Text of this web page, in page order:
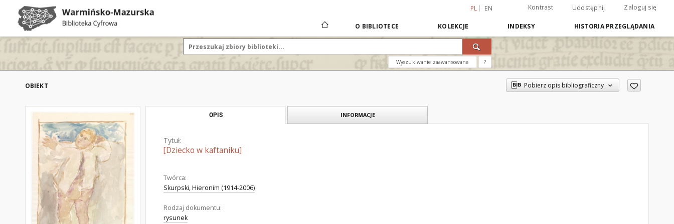
PL EN Kontrast Udostępnij Zaloguj się
O BIBLIOTECE KOLEKCJE INDEKSY HISTORIA PRZEGLĄDANIA
Wyszukiwanie zaawansowane ?
OBIEKT Pobierz opis bibliograficzny
OPIS INFORMACJE
Tytuł:
[Dziecko w kaftaniku]
Twórca:
Skurpski, Hieronim (1914-2006)
Rodzaj dokumentu:
rysunek